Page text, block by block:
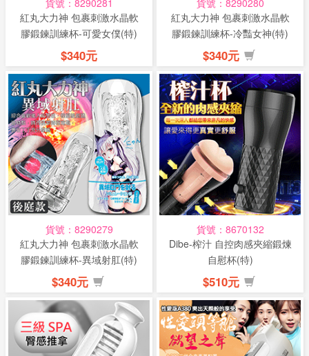
貨號：8290281
紅丸大力神 包裹刺激水晶軟
膠鍛鍊訓練杯-可愛女僕(特)
$340元
貨號：8290280
紅丸大力神 包裹刺激水晶軟
膠鍛鍊訓練杯-冷豔女神(特)
$340元
貨號：8290279
紅丸大力神 包裹刺激水晶軟
膠鍛鍊訓練杯-異域射肛(特)
$340元
貨號：8670132
Dibe-榨汁 自控肉感夾縮鍛煉
自慰杯(特)
$510元